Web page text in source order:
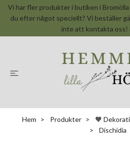
Vi har fler produkter i butiken i
du efter något speciellt? Vi beställer
inte att kontakta oss!
Hem Produkter 🧡
Dischidia